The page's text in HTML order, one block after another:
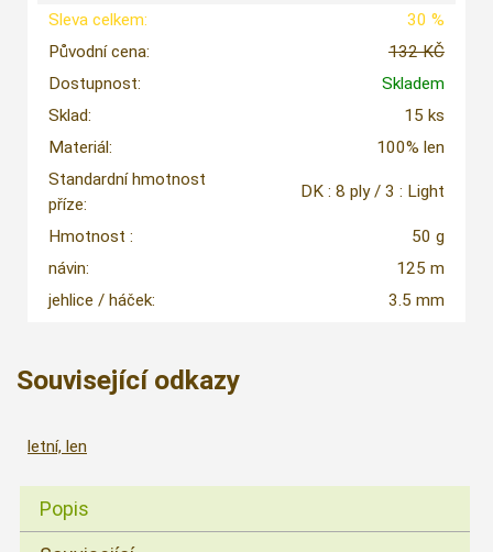
Sleva celkem:
30 %
Původní cena:
132 KČ
Dostupnost:
Skladem
Sklad:
15 ks
Materiál:
100% len
Standardní hmotnost
příze:
DK : 8 ply / 3 : Light
Hmotnost :
50 g
návin:
125 m
jehlice / háček:
3.5 mm
Související odkazy
letní, len
Popis